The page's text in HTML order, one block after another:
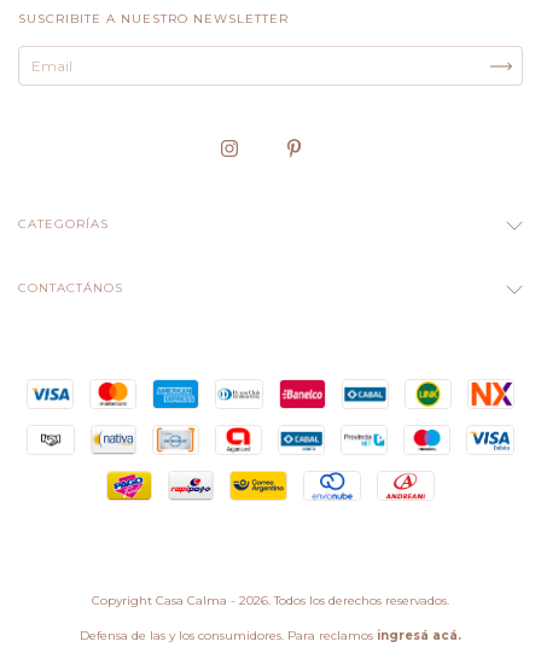
SUSCRIBITE A NUESTRO NEWSLETTER
CATEGORÍAS
CONTACTÁNOS
Copyright Casa Calma - 2026. Todos los derechos reservados.
Defensa de las y los consumidores. Para reclamos ingresá acá.